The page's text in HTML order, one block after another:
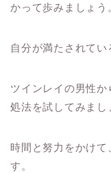
かって歩みましょう
自分が満たされてい
ツインレイの男性
処法を試してみまし
時間と努力をかけ
す。